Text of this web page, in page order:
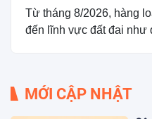
Từ tháng 8/2026, hàng
đến lĩnh vực đất đai như
MỚI CẬP NHẬT